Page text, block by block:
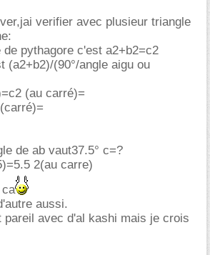
verifier avec plusieur triangle
pythagore c'est a2+b2=c2
(a2+b2)/(90°/angle aigu ou
(au carré)=
de ab vaut37.5° c=?
2(au carre)
aussi.
pareil avec d'al kashi mais je crois